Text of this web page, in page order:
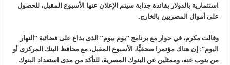
استثمارية بالدولار بفائدة جذابة سيتم الإعلان عنها الأسبوع المقبل، للحصول
على أموال المصريين بالخارج.
وقالت مكرم، في حوار مع برنامج “يوم بيوم” الذى يذاع على فضائية “النهار
اليوم”: إن هناك مؤتمرا صحفيًّا، الأسبوع المقبل، مع محافظ البنك المركزى أو
من ينوب عنه، وممثلين عن البنوك المصرية، للتأكد من مدى استعداد البنوك